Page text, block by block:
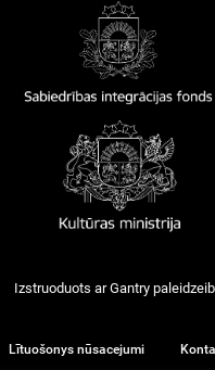
Izstruoduots arGantry
Lītuošonys nūsacejumi